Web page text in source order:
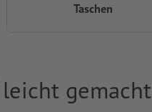
Taschen